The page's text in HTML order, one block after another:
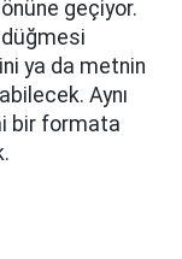
geçiyor.
ya da metnin
Aynı
bir formata